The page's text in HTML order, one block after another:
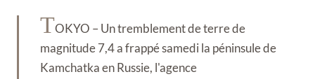
TOKYO – Un tremblement de terre de
magnitude 7,4 a frappé samedi la péninsule de
Kamchatka en Russie, l'agence